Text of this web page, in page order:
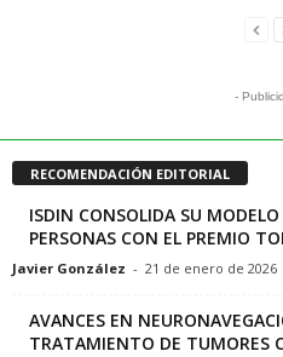
-
RECOMENDACIÓN EDITORIAL
ISDIN CONSOLIDA SU
PERSONAS CON EL PREMIO
Javier González - 21 de enero de 2026
AVANCES EN
TRATAMIENTO DE TUMORES